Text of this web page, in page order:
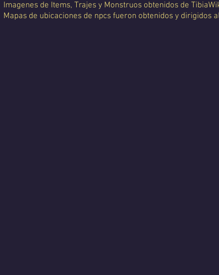
Imagenes de Items, Trajes y Monstruos obtenidos de
Mapas de ubicaciones de npcs fueron obtenidos y dirigidos